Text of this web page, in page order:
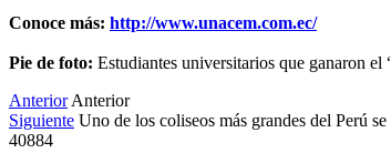
Conoce más: http://www.unacem.com.ec/
Pie de foto: Estudiantes universitarios que ganaron
Anterior Anterior
Siguiente Uno de los coliseos más grandes del Perú
40884